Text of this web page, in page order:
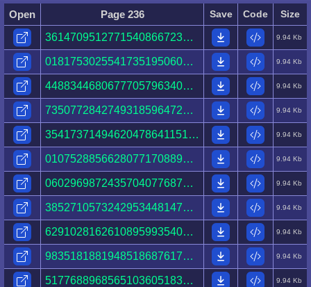
Open Page 236 Save Code Size
36147095127715408667230706012735007923979216012950.html 9.94 Kb
01817530255417351950608113607810350115031498462171.html 9.94 Kb
44883446806777057963400782760840180238526450275432.html 9.94 Kb
73507728427493185964724776111988849899380657721989.html 9.94 Kb
35417371494620478641151747016638960717427514789776.html 9.94 Kb
01075288566280771708894251995778637609660881030593.html 9.94 Kb
06029698724357040776874097242552702479055687482730.html 9.94 Kb
38527105732429534481479040989241265451503132190691.html 9.94 Kb
62910281626108959935405157807582709276896147688363.html 9.94 Kb
98351818819485186876170996548100856218509745947238.html 9.94 Kb
51776889685651036051836033564695958584470200156123.html 9.94 Kb